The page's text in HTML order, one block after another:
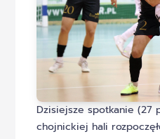
Dzisiejsze spotkanie (27
chojnickiej hali